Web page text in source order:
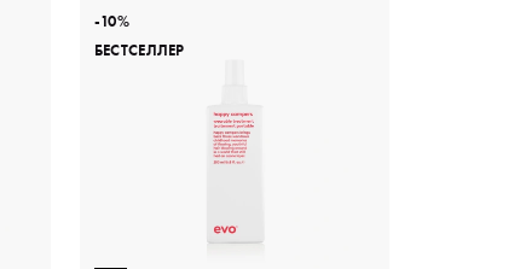
-10%
БЕСТСЕЛЛЕР